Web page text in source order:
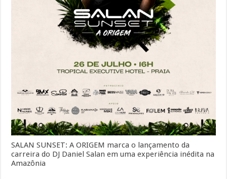
SALAN SUNSET: A ORIGEM marca o lançamento da
carreira do DJ Daniel Salan em uma experiência inédita na
Amazônia